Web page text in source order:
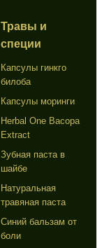
Травы и
специи
Капсулы гинкго
билоба
Капсулы моринги
Herbal One Bacopa
Extract
Зубная паста в
шайбе
Натуральная
травяная паста
Синий бальзам от
боли